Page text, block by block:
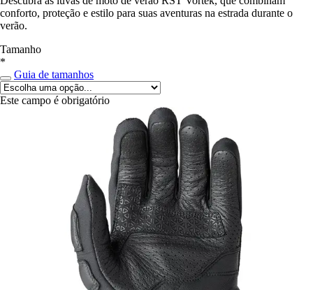
conforto, proteção e estilo para suas aventuras na estrada durante o
verão.
Tamanho
*
Guia de tamanhos
Este campo é obrigatório